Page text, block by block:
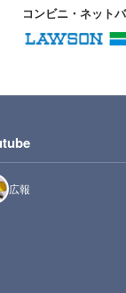
コンビニ・ネット
広報